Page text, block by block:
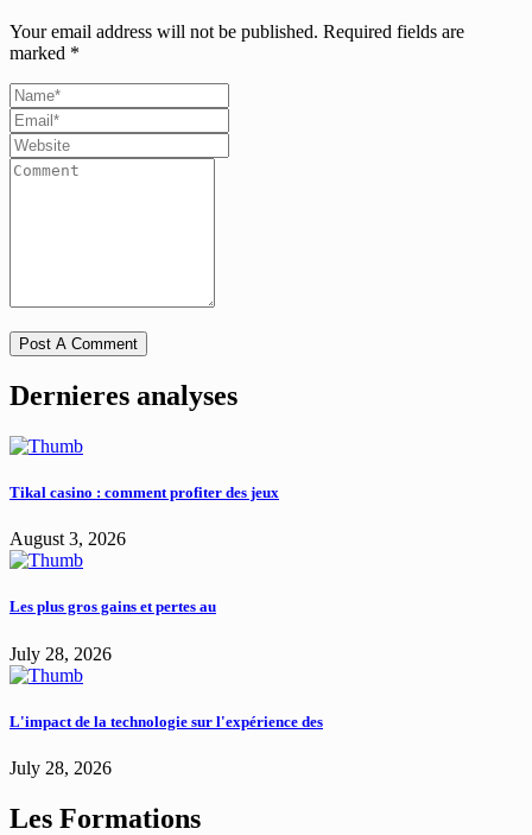
Your email address will not be published. Required fields are
marked *
Dernieres analyses
Tikal casino : comment profiter des jeux
August 3, 2026
Les plus gros gains et pertes au
July 28, 2026
L'impact de la technologie sur l'expérience des
July 28, 2026
Les Formations